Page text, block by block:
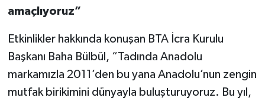
amaçlıyoruz”
Etkinlikler hakkında konuşan BTA İcra Kurulu
Başkanı Baha Bülbül, “Tadında Anadolu
markamızla 2011’den bu yana Anadolu’nun zengin
mutfak birikimini dünyayla buluşturuyoruz. Bu yıl,